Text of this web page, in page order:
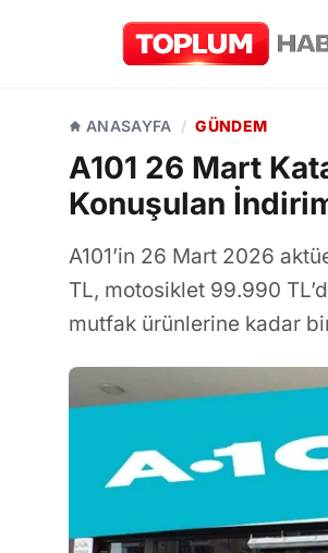
ANASAYFA / GÜNDEM
A101 26 Mart
Konuşulan
A101’in 26 Mart 2026
TL, motosiklet 99.990
mutfak ürünlerine kadar